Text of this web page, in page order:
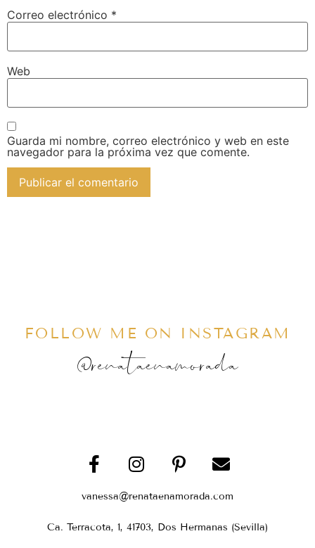
Correo electrónico *
Web
Guarda mi nombre, correo electrónico y web en este
navegador para la próxima vez que comente.
FOLLOW ME ON INSTAGRAM
@renataenamorada
vanessa@renataenamorada.com
Ca. Terracota, 1, 41703, Dos Hermanas (Sevilla)